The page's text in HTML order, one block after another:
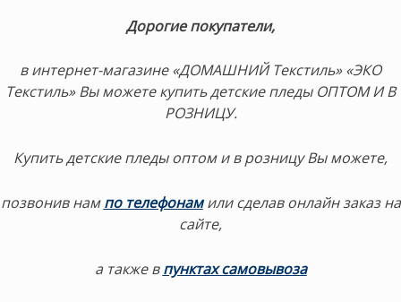
Дорогие покупатели,
в интернет-магазине «ДОМАШНИЙ Текстиль» «ЭКО
Текстиль» Вы можете купить детские пледы ОПТОМ И В
РОЗНИЦУ.
Купить детские пледы оптом и в розницу Вы можете,
позвонив нампо телефонамили сделав онлайн заказ на
сайте,
а также впунктах самовывоза